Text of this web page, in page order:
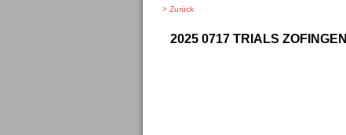
> Zurück
2025 0717 TRIALS ZOFINGEN